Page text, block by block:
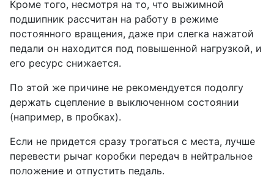
Кроме того, несмотря на то, что выжимной
подшипник рассчитан на работу в режиме
постоянного вращения, даже при слегка нажатой
педали он находится под повышенной нагрузкой, и
его ресурс снижается.
По этой же причине не рекомендуется подолгу
держать сцепление в выключенном состоянии
(например, в пробках).
Если не придется сразу трогаться с места, лучше
перевести рычаг коробки передач в нейтральное
положение и отпустить педаль.